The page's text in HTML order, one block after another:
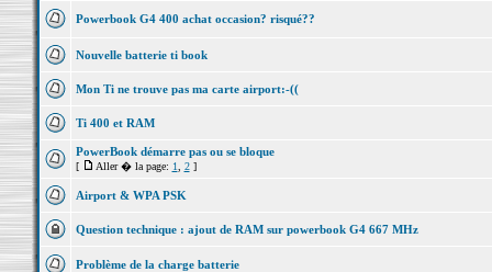
Powerbook G4 400 achat occasion? risqué??
Nouvelle batterie ti book
Mon Ti ne trouve pas ma carte airport:-((
Ti 400 et RAM
PowerBook démarre pas ou se bloque
[ Aller � la page: 1 2]
Airport & WPA PSK
Question technique : ajout de RAM sur powerbook G4 667 MHz
Problème de la charge batterie